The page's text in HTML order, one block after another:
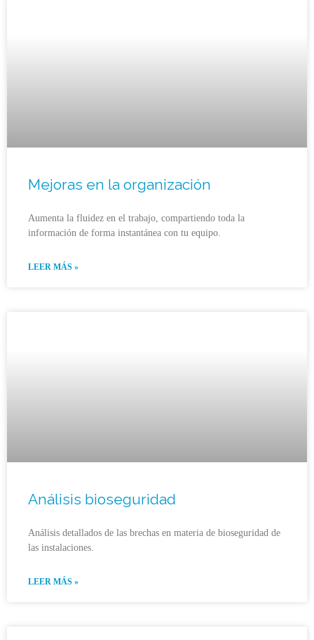
Mejoras en la organización
Aumenta la fluidez en el trabajo, compartiendo toda la
información de forma instantánea con tu equipo.
LEER MÁS »
Análisis bioseguridad
Análisis detallados de las brechas en materia de bioseguridad de
las instalaciones.
LEER MÁS »